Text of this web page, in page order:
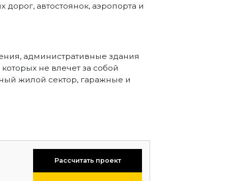
автостоянок, аэропорта и
административные здания
не влечет за собой
жилой сектор, гаражные и
Рассчитать проект